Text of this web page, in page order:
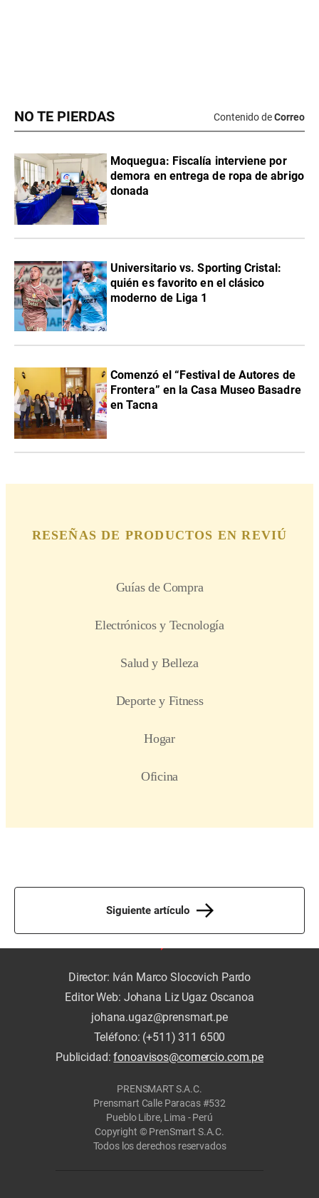
NO TE PIERDAS Contenido deCorreo
Moquegua: Fiscalía interviene por
demora en entrega de ropa de abrigo
donada
Universitario vs. Sporting Cristal:
quién es favorito en el clásico
moderno de Liga 1
Comenzó el “Festival de Autores de
Frontera” en la Casa Museo Basadre
en Tacna
Siguiente artículo
Director: Iván Marco Slocovich Pardo
Editor Web: Johana Liz Ugaz Oscanoa
johana.ugaz@prensmart.pe
Teléfono: (+511) 311 6500
Publicidad:fonoavisos@comercio.com.pe
PRENSMART S.A.C.
Prensmart Calle Paracas #532
Pueblo Libre, Lima - Perú
Copyright © PrenSmart S.A.C.
Todos los derechos reservados